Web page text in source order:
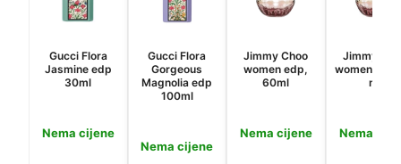
Gucci Flora
Jasmine edp
30ml
Nema cijene
Gucci Flora
Gorgeous
Magnolia edp
100ml
Nema cijene
Jimmy Choo
women edp,
60ml
Nema cijene
Jimmy
women
ml
Nema